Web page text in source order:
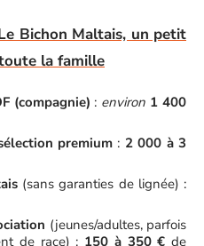
Bichon Maltais, un petit
la famille
(compagnie) : environ 1 400
premium : 2 000 à 3
(sans garanties de lignée) :
(jeunes/adultes, parfois
de race) : 150 à 350 € de